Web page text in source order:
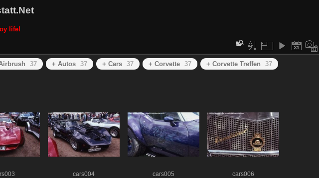
life!
37 + Autos 37 + Cars 37 + Corvette 37 + Corvette Treffen
37
cars004 cars005 cars006